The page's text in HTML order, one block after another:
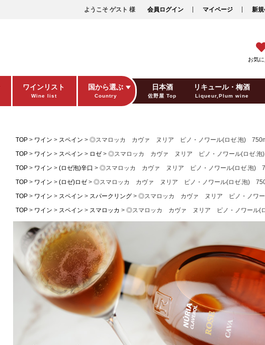
ようこそ ゲスト 様 会員ログイン マイページ 新
お気
ワインリスト
Wine list
国から選ぶ
Country
日本酒
佐野屋 Top
リキュール・梅酒
Liqueur,Plum wine
TOP ワイン スペイン
◎スマロッカ カヴァ ヌリア ピノ・ノワール(ロゼ.泡)
TOP
ワイン スペイン ロゼ
◎スマロッカ カヴァ ヌリア ピノ・ノワール(ロゼ.
TOP
ワイン (ロゼ泡)辛口
◎スマロッカ カヴァ ヌリア ピノ・ノワール(ロゼ.泡)
TOP
ワイン (ロゼ)ロゼ
◎スマロッカ カヴァ ヌリア ピノ・ノワール(ロゼ.泡)
TOP
ワイン スペイン スパークリング
◎スマロッカ カヴァ ヌリア ピノ・ノワ
TOP
ワイン スペイン スマロッカ ◎スマロッカ カヴァ ヌリア ピノ・ノワール(